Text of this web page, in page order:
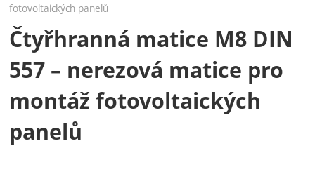
fotovoltaických panelů
Čtyřhranná matice M8 DIN
557 – nerezová matice pro
montáž fotovoltaických
panelů